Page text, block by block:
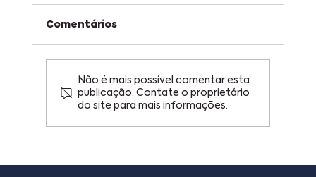
Comentários
Não é mais possível comentar esta
publicação. Contate o proprietário
do site para mais informações.